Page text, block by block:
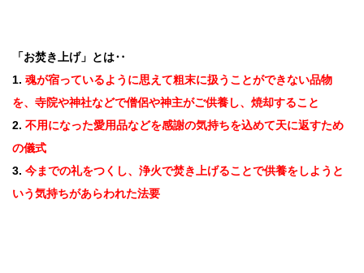
「お焚き上げ」とは‥
1. 魂が宿っているように思えて粗末に扱うことができない品物
を、寺院や神社などで僧侶や神主がご供養し、焼却すること
2. 不用になった愛用品などを感謝の気持ちを込めて天に返すため
の儀式
3. 今までの礼をつくし、浄火で焚き上げることで供養をしようと
いう気持ちがあらわれた法要